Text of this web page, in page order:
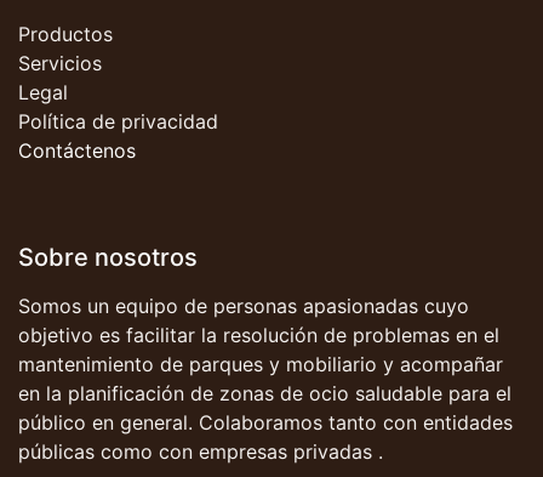
Productos
Servicios
Legal
Política de privacidad
Contáctenos
Sobre nosotros
Somos un equipo de personas apasionadas cuyo
objetivo es facilitar la resolución de problemas en el
mantenimiento de parques y mobiliario y acompañar
en la planificación de zonas de ocio saludable para el
público en general. Colaboramos tanto con entidades
públicas como con empresas privadas .